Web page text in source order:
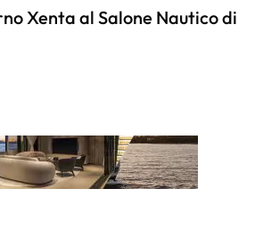
Xenta al Salone Nautico di